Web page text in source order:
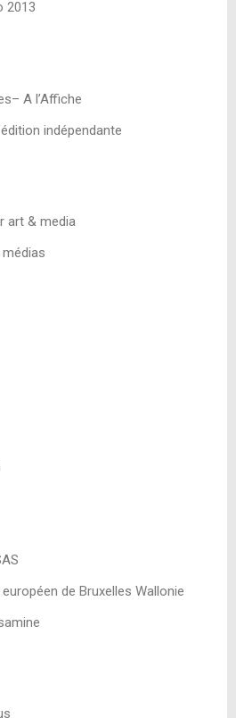
2013
A l’Affiche
indépendante
art & media
de Bruxelles Wallonie